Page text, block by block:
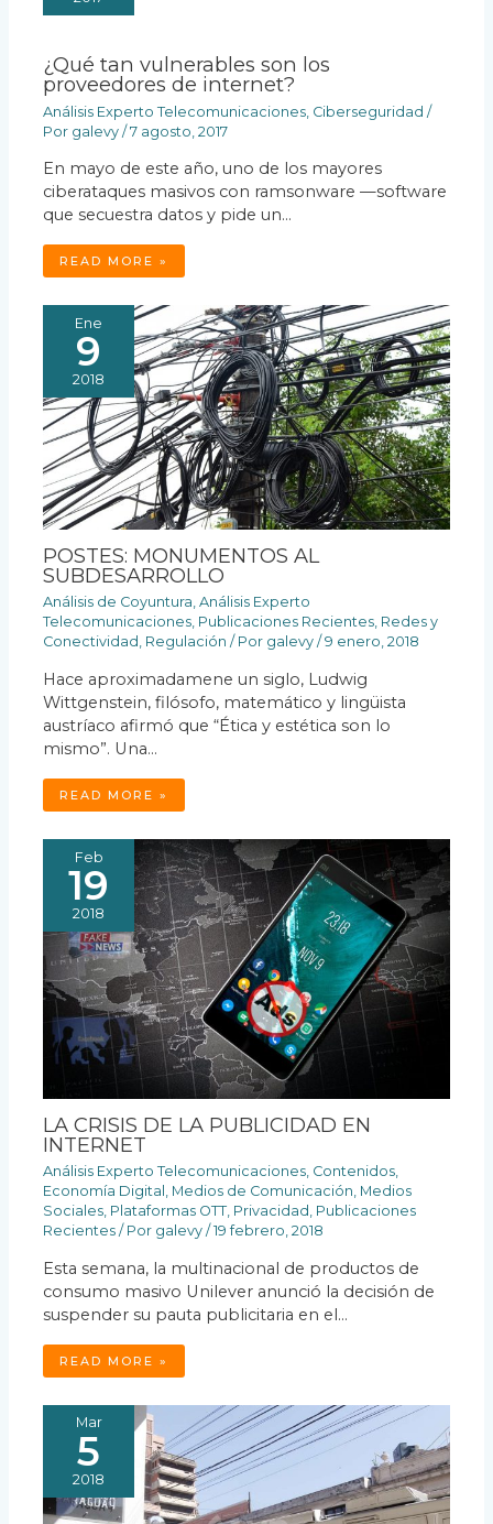
¿Qué tan vulnerables son los
proveedores de internet?
Análisis Experto Telecomunicaciones Ciberseguridad /
Por galevy/7 agosto, 2017
En mayo de este año, uno de los mayores
ciberataques masivos con ramsonware —software
que secuestra datos y pide un…
READ MORE »
Ene
9
2018
POSTES: MONUMENTOS AL
SUBDESARROLLO
Análisis de Coyuntura,Análisis Experto
Telecomunicaciones, Publicaciones Recientes, Redes y
Conectividad , Regulación / Por galevy/9 enero, 2018
Hace aproximadamene un siglo, Ludwig
Wittgenstein, filósofo, matemático y lingüista
austríaco afirmó que “Ética y estética son lo
mismo”. Una…
READ MORE »
Feb
19
2018
LA CRISIS DE LA PUBLICIDAD EN
INTERNET
Análisis Experto Telecomunicaciones, Contenidos,
Economía Digital , Medios de Comunicación, Medios
Sociales, Plataformas OTT, Privacidad , Publicaciones
Recientes / Por galevy/19 febrero, 2018
Esta semana, la multinacional de productos de
consumo masivo Unilever anunció la decisión de
suspender su pauta publicitaria en el…
READ MORE »
Mar
5
2018